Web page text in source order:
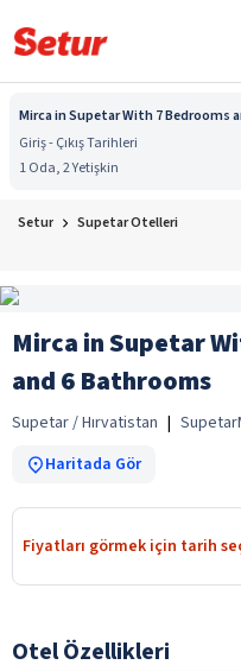
Mirca in Supetar With 7 Bedrooms
Giriş - Çıkış Tarihleri
1 Oda, 2 Yetişkin
Setur Supetar Otelleri
Mirca in Supetar
and 6 Bathrooms
Supetar / Hırvatistan | Supetar
Haritada Gör
Fiyatları görmek için tarih
Otel Özellikleri